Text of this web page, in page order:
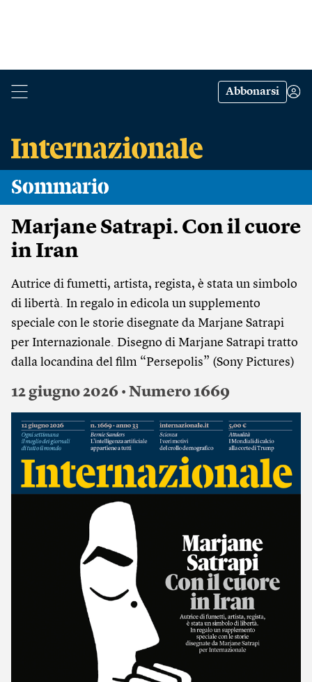
Abbonarsi
Sommario
Marjane Satrapi. Con il cuore
in Iran
Autrice di fumetti, artista, regista, è stata un simbolo
di libertà. In regalo in edicola un supplemento
speciale con le storie disegnate da Marjane Satrapi
per Internazionale. Disegno di Marjane Satrapi tratto
dalla locandina del film “Persepolis” (Sony Pictures)
12 giugno 2026 • Numero 1669